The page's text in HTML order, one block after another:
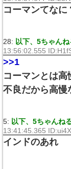
コーマンてなに
28: 以下、5ちゃん
13:56:02.555
>>1
コーマンとは高
不良だから高慢
5: 以下、5ちゃんね
13:41:45.365
インドのあれ